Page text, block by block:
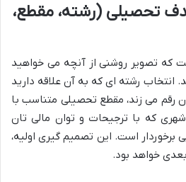
هدف تحصیلی (رشته، مقطع،
که تصویر روشنی از آنچه می خواهید
انتخاب رشته ای که به آن علاقه دارید
رقم می زند، مقطع تحصیلی متناسب با
که با ترجیحات و توان مالی تان
برخوردار است. این تصمیم گیری اولیه،
خواهد بود.